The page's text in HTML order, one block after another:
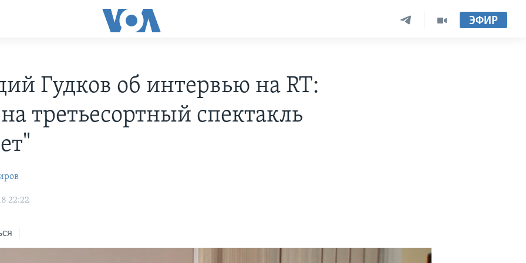
ЭФИР
Гудков об интервью на RT:
третьесортный спектакль
22:22